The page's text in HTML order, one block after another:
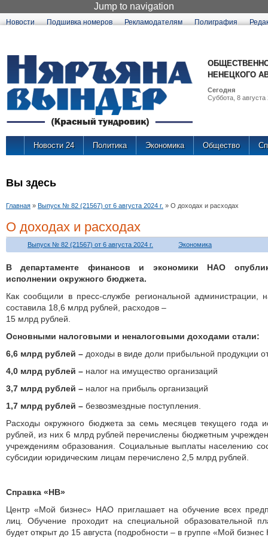
Jump to navigation
Новости Подшивка номеров Рекламодателям Полиграфия
НЕНЕЦКОГО
Сегодня
Суббота, 8 августа
Новости 24 Политика Экономика Общество
Вы здесь
Главная » Выпуск № 82 (21567) от 6 августа 2024 г. » О доходах и расходах
О доходах и расходах
Выпуск № 82 (21567) от 6 августа 2024 г. Экономика
В департаменте финансов и экономики НАО
исполнении окружного бюджета.
Как сообщили в пресс-службе региональной администрации,
составила 18,6 млрд рублей, расходов –
15 млрд рублей.
Основными налоговыми и неналоговыми доходами стали:
6,6 млрд рублей – доходы в виде доли прибыльной продукции
4,0 млрд рублей – налог на имущество организаций
3,7 млрд рублей – налог на прибыль организаций
1,7 млрд рублей – безвозмездные поступления.
Расходы окружного бюджета за семь месяцев текущего года
рублей, из них 6 млрд рублей перечислены бюджетным
учре­ждениям образования. Социальные выплаты населению
субсидии юридическим лицам перечислено 2,5 млрд рублей.
Справка «НВ»
Центр «Мой бизнес» НАО приглашает на обучение всех
лиц. Обучение проходит на специальной образовательной
будет открыт до 15 августа (подробности – в группе «Мой